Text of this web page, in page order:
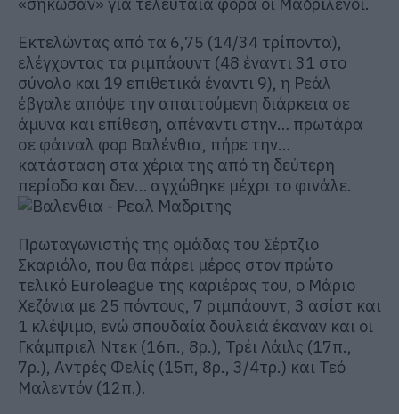
Εκτελώντας από τα 6,75 (14/34 τρίποντα),
ελέγχοντας τα ριμπάουντ (48 έναντι 31 στο
σύνολο και 19 επιθετικά έναντι 9), η Ρεάλ
έβγαλε απόψε την απαιτούμενη διάρκεια σε
άμυνα και επίθεση, απέναντι στην… πρωτάρα
σε φάιναλ φορ Βαλένθια, πήρε την…
κατάσταση στα χέρια της από τη δεύτερη
περίοδο και δεν… αγχώθηκε μέχρι το φινάλε.
Πρωταγωνιστής της ομάδας του Σέρτζιο
Σκαριόλο, που θα πάρει μέρος στον πρώτο
τελικό Euroleague της καριέρας του, ο Μάριο
Χεζόνια με 25 πόντους, 7 ριμπάουντ, 3 ασίστ και
1 κλέψιμο, ενώ σπουδαία δουλειά έκαναν και οι
Γκάμπριελ Ντεκ (16π., 8ρ.), Τρέι Λάιλς (17π.,
7ρ.), Αντρές Φελίς (15π, 8ρ., 3/4τρ.) και Τεό
Μαλεντόν (12π.).